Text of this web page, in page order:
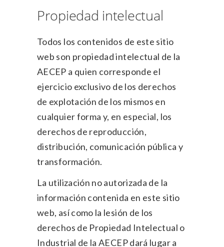
Propiedad intelectual
Todos los contenidos de este sitio
web son propiedad intelectual de la
AECEP a quien corresponde el
ejercicio exclusivo de los derechos
de explotación de los mismos en
cualquier forma y, en especial, los
derechos de reproducción,
distribución, comunicación pública y
transformación.
La utilización no autorizada de la
información contenida en este sitio
web, así como la lesión de los
derechos de Propiedad Intelectual o
Industrial de la AECEP dará lugar a